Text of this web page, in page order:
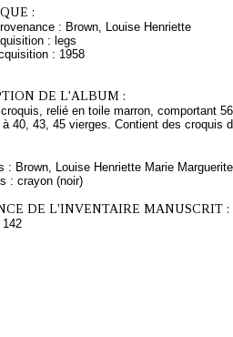
:
: Brown, Louise Henriette
: legs
: 1958
DE L'ALBUM :
relié en toile marron, comportant
40, 43, 45 vierges. Contient des croquis
: Brown, Louise Henriette Marie
: crayon (noir)
DE L'INVENTAIRE MANUSCRIT :